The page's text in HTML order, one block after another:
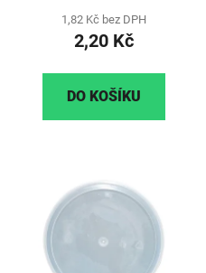
1,82 Kč bez DPH
2,20 Kč
DO KOŠÍKU